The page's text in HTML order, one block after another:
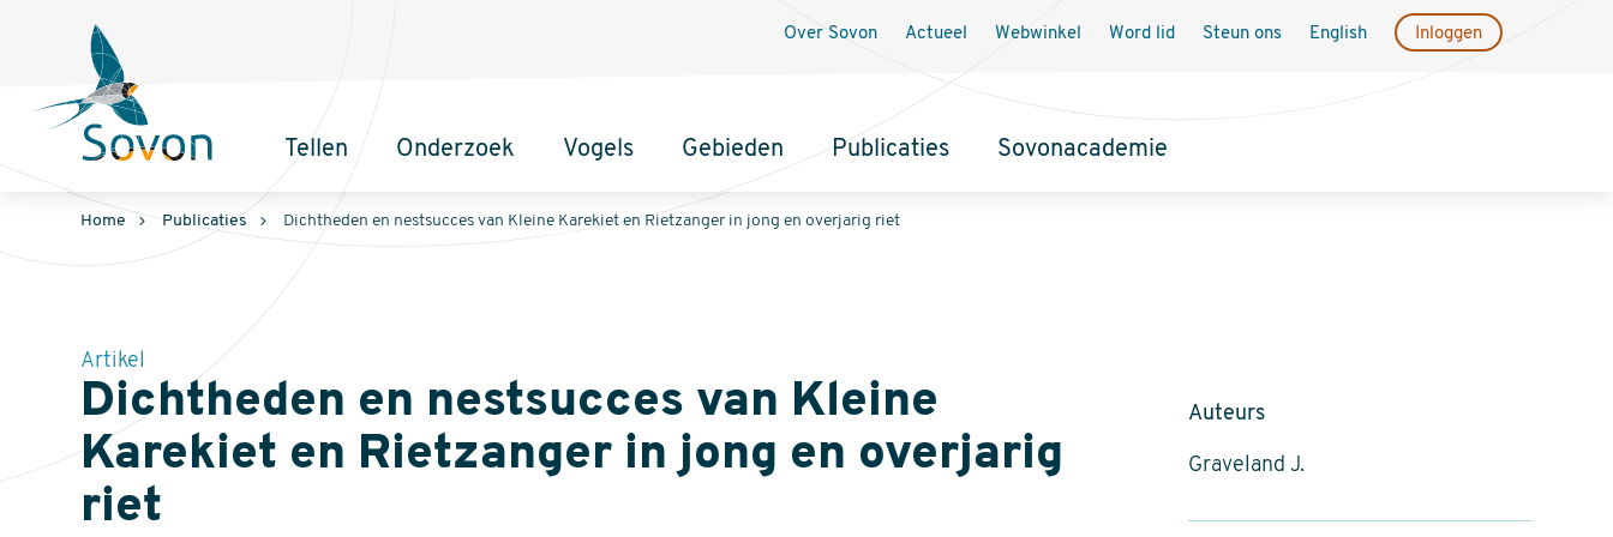
Hoofdnavigatie
Tellen Onderzoek Vogels Gebieden Publicaties Sovonacademie
Secundaire
Over Sovon Actueel Webwinkel Word lid Steun ons English Inloggen
Home Publicaties Dichtheden en nestsucces van Kleine Karekiet en Rietzanger in jong en overjarig riet
Artikel
Dichtheden en nestsucces van Kleine
Karekiet en Rietzanger in jong en overjarig
riet
Auteurs
Graveland J.